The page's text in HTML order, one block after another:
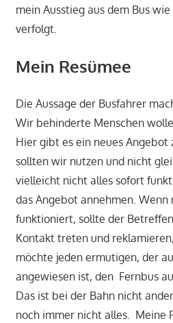
mein Ausstieg aus dem Bus
verfolgt.
Mein Resümee
Die Aussage der Busfahrer
Wir behinderte Menschen
Hier gibt es ein neues Angebot
sollten wir nutzen und nicht
vielleicht nicht alles sofort
das Angebot annehmen.
funktioniert, sollte der
Kontakt treten und
möchte jeden ermutigen, der
angewiesen ist, den Fernbus
Das ist bei der Bahn nicht
noch immer nicht alles. Meine